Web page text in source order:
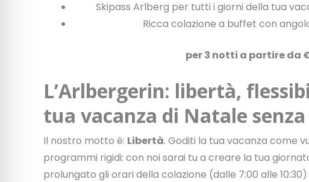
Skipass Arlberg per tutti i giorni della tua
Ricca colazione a buffet con
per 3 notti a partire da
L’Arlbergerin: libertà,
tua vacanza di Natale
Il nostro motto è: Libertà. Goditi la tua vacanza come
programmi rigidi: con noi sarai tu a creare la tua
prolungato gli orari della colazione (dalle 7:00 alle